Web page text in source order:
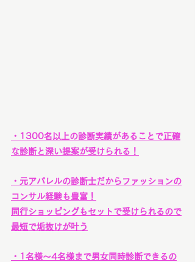
・1300名以上の診断実績があることで正確
な診断と深い提案が受けられる！
・元アパレルの診断士だからファッションの
コンサル経験も豊富！
同行ショッピングもセットで受けられるので
最短で垢抜けが叶う
・1名様〜4名様まで男女同時診断できるの